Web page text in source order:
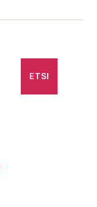
ETSI